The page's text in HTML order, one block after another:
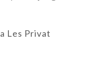
Les Privat